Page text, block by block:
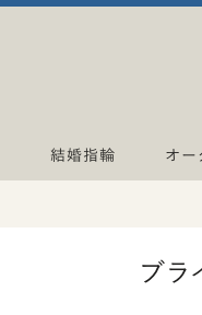
結婚指輪 オー
ブラ